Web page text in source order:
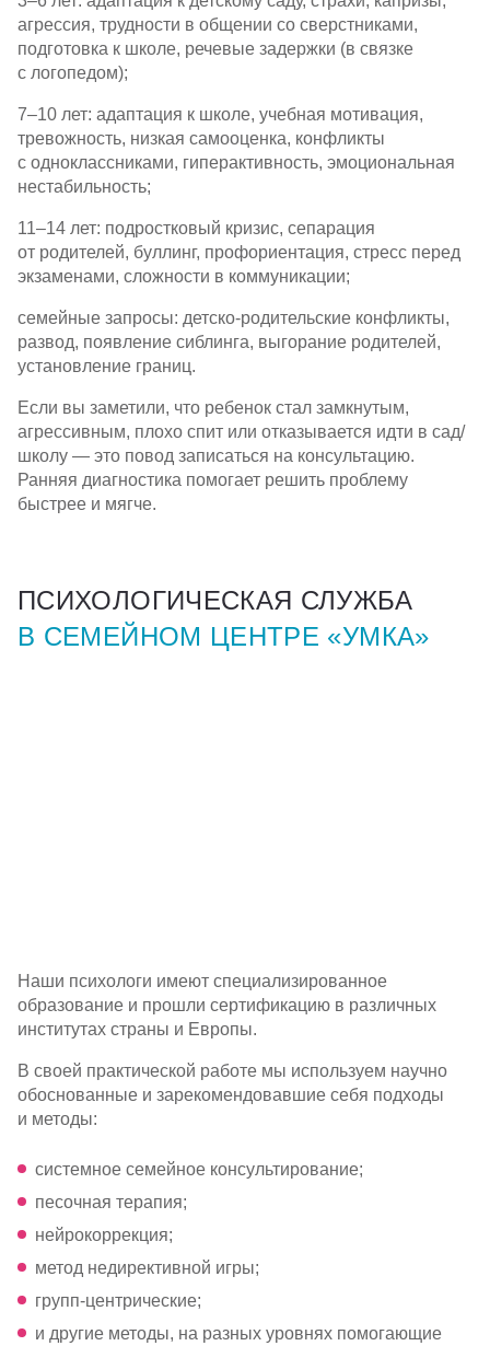
агрессия, трудности в общении со сверстниками,
подготовка к школе, речевые задержки (в связке
с логопедом);
7–10 лет: адаптация к школе, учебная мотивация,
тревожность, низкая самооценка, конфликты
с одноклассниками, гиперактивность, эмоциональная
нестабильность;
11–14 лет: подростковый кризис, сепарация
от родителей, буллинг, профориентация, стресс перед
экзаменами, сложности в коммуникации;
семейные запросы: детско-родительские конфликты,
развод, появление сиблинга, выгорание родителей,
установление границ.
Если вы заметили, что ребенок стал замкнутым,
агрессивным, плохо спит или отказывается идти в сад/
школу — это повод записаться на консультацию.
Ранняя диагностика помогает решить проблему
быстрее и мягче.
ПСИХОЛОГИЧЕСКАЯ СЛУЖБА
В СЕМЕЙНОМ ЦЕНТРЕ «УМКА»
Наши психологи имеют специализированное
образование и прошли сертификацию в различных
институтах страны и Европы.
В своей практической работе мы используем научно
обоснованные и зарекомендовавшие себя подходы
и методы:
системное семейное консультирование;
песочная терапия;
нейрокоррекция;
метод недирективной игры;
групп-центрические;
и другие методы, на разных уровнях помогающие